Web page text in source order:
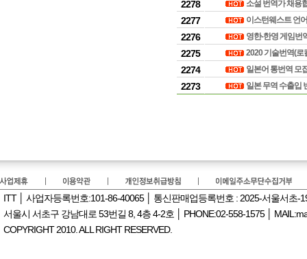
2278 소설 번역가 채용
2277 이스턴웨스트 언
2276 영한-한영 게임번
2275 2020 기술번역(
2274 일본어 통번역 모
2273 일본 무역 수출입
ITT │ 사업자등록번호:101-86-40065 │ 통신판매업등록번호 : 2025-서울서초-
서울시 서초구 강남대로 53번길 8, 4층 4-2호 │ PHONE:02-558-1575 │
COPYRIGHT 2010. ALL RIGHT RESERVED.